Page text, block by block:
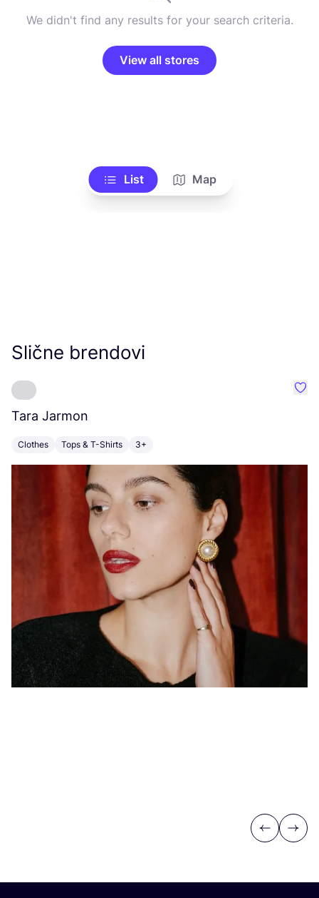
We didn't find any results for your search criteria.
View all stores
List Map
Slične brendovi
Tara Jarmon
Clothes Tops & T-Shirts 3+
Previous
Next